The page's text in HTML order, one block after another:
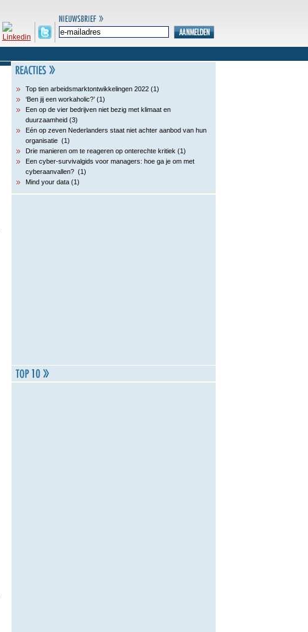
Top tien arbeidsmarktontwikkelingen 2022 (1)
‘Ben jij een workaholic?’ (1)
Een op de vier bedrijven niet bezig met klimaat en
duurzaamheid (3)
Eén op zeven Nederlanders staat niet achter aanbod van hun
organisatie (1)
Drie manieren om te reageren op onterechte kritiek (1)
Een cyber-survivalgids voor managers: hoe ga je om met
cyberaanvallen? (1)
Mind your data (1)